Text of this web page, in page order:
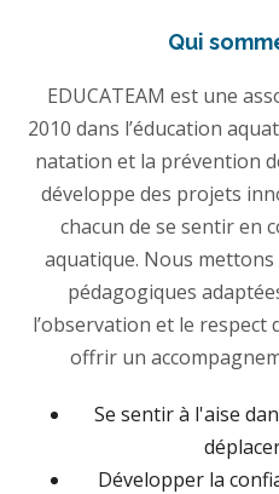
Qui
EDUCATEAM est une
2010 dans l’éducation
natation et la prévention
développe des projets
chacun de se sentir en
aquatique. Nous
pédagogiques
l’observation et le
offrir un
Se sentir à l'aise
Développer la